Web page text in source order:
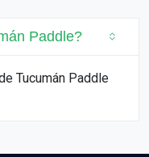
Paddle?
Tucumán Paddle